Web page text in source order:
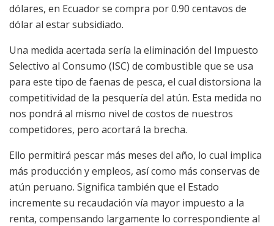
dólares, en Ecuador se compra por 0.90 centavos de
dólar al estar subsidiado.
Una medida acertada sería la eliminación del Impuesto
Selectivo al Consumo (ISC) de combustible que se usa
para este tipo de faenas de pesca, el cual distorsiona la
competitividad de la pesquería del atún. Esta medida no
nos pondrá al mismo nivel de costos de nuestros
competidores, pero acortará la brecha.
Ello permitirá pescar más meses del año, lo cual implica
más producción y empleos, así como más conservas de
atún peruano. Significa también que el Estado
incremente su recaudación vía mayor impuesto a la
renta, compensando largamente lo correspondiente al